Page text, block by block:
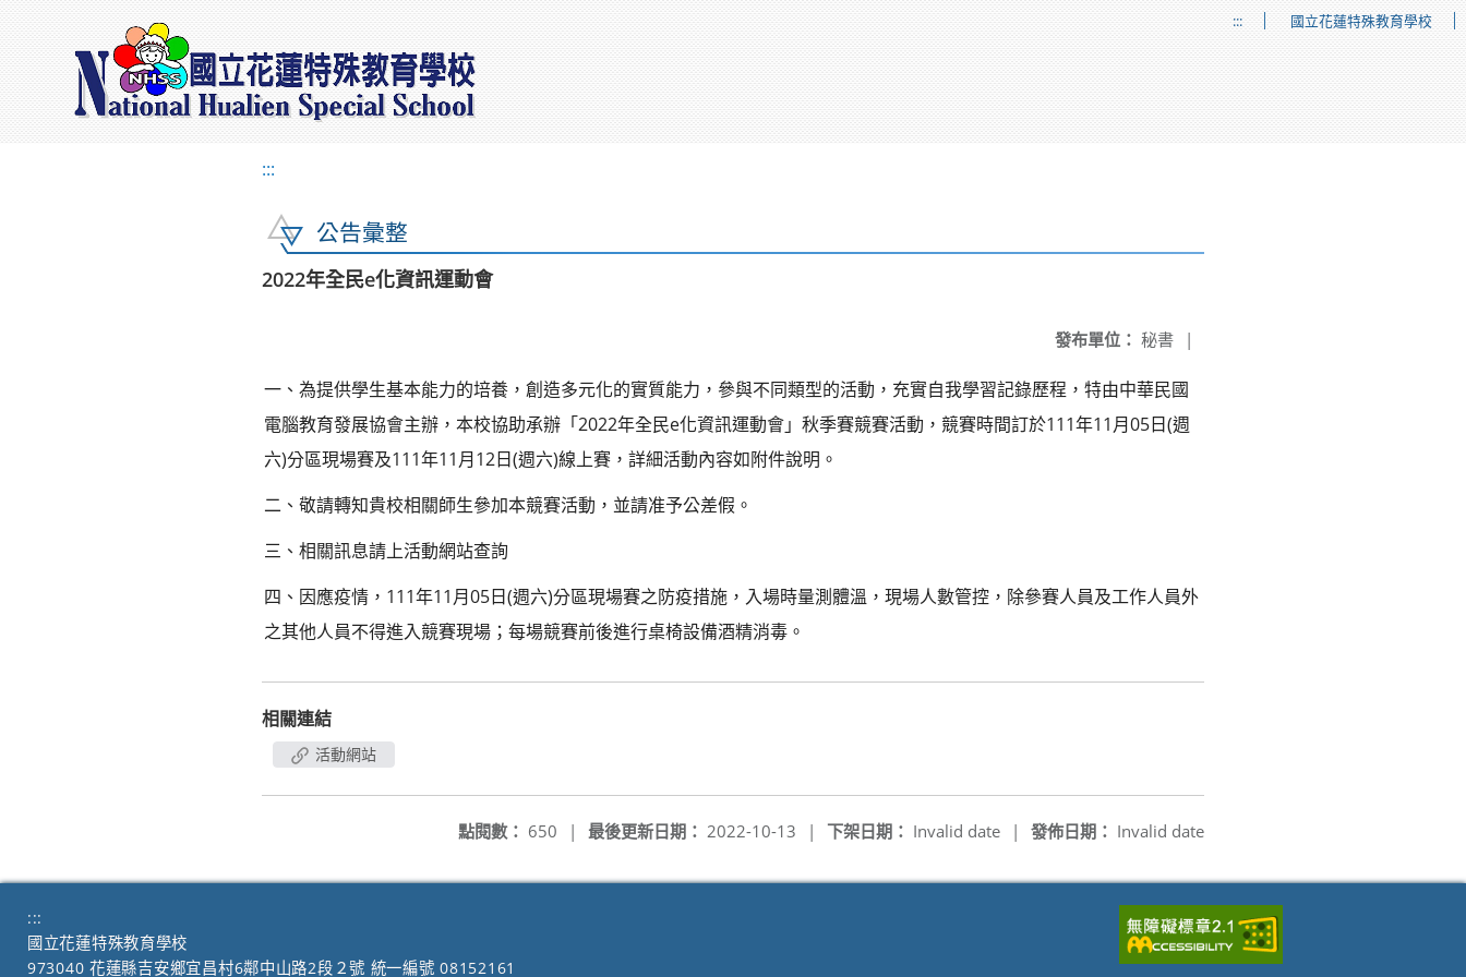
::: 國立花蓮特殊教育學校
:::
公告彙整
2022年全民e化資訊運動會
發布單位： 秘書 |
一、為提供學生基本能力的培養，創造多元化的實質能力，參與不同類型的活動，充實自我學習記錄歷程，特由中華民國
電腦教育發展協會主辦，本校協助承辦「2022年全民e化資訊運動會」秋季賽競賽活動，競賽時間訂於111年11月05日(週
六)分區現場賽及111年11月12日(週六)線上賽，詳細活動內容如附件說明。
二、敬請轉知貴校相關師生參加本競賽活動，並請准予公差假。
三、相關訊息請上活動網站查詢
四、因應疫情，111年11月05日(週六)分區現場賽之防疫措施，入場時量測體溫，現場人數管控，除參賽人員及工作人員外
之其他人員不得進入競賽現場；每場競賽前後進行桌椅設備酒精消毒。
相關連結
活動網站
發佈日期： Invalid date
下架日期： Invalid date |
最後更新日期： 2022-10-13 |
點閱數： 650 |
:::
國立花蓮特殊教育學校
973040 花蓮縣吉安鄉宜昌村6鄰中山路2段２號 統一編號 08152161